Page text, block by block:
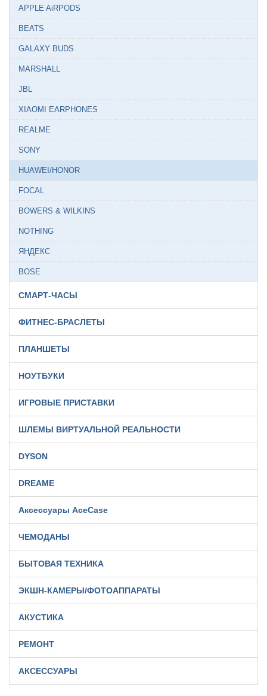
APPLE AiRPODS
BEATS
GALAXY BUDS
MARSHALL
JBL
XIAOMI EARPHONES
REALME
SONY
HUAWEI/HONOR
FOCAL
BOWERS & WILKINS
NOTHING
ЯНДЕКС
BOSE
СМАРТ-ЧАСЫ
ФИТНЕС-БРАСЛЕТЫ
ПЛАНШЕТЫ
НОУТБУКИ
ИГРОВЫЕ ПРИСТАВКИ
ШЛЕМЫ ВИРТУАЛЬНОЙ РЕАЛЬНОСТИ
DYSON
DREAME
Аксессуары AceCase
ЧЕМОДАНЫ
БЫТОВАЯ ТЕХНИКА
ЭКШН-КАМЕРЫ/ФОТОАППАРАТЫ
АКУСТИКА
РЕМОНТ
АКСЕССУАРЫ